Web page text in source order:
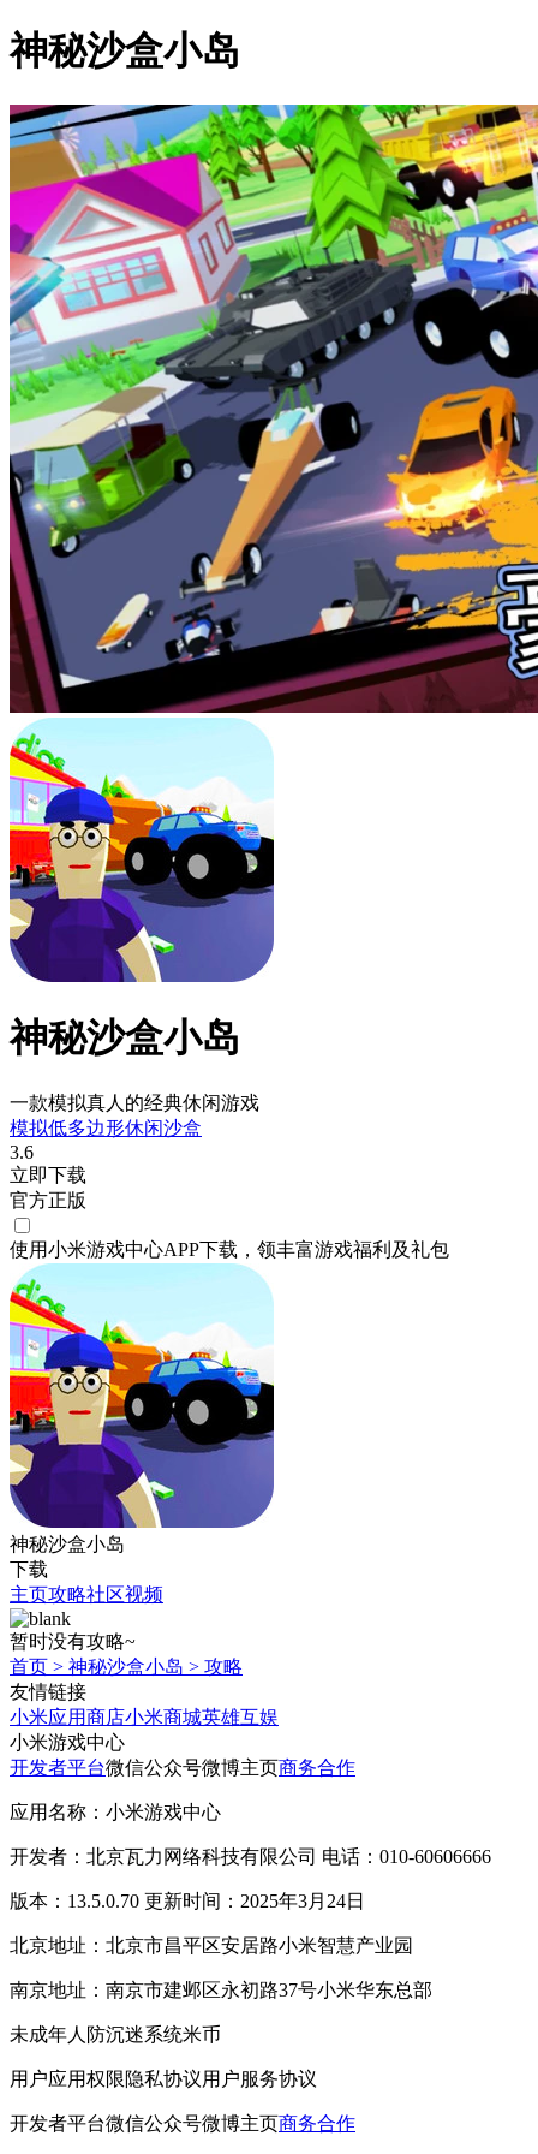
神秘沙盒小岛
神秘沙盒小岛
一款模拟真人的经典休闲游戏
模拟低多边形休闲沙盒
3.6
立即下载
官方正版
使用小米游戏中心APP下载 ，领丰富游戏福利 及礼包
神秘沙盒小岛
下载
主页攻略社区视频
暂时没有攻略~
首页 > 神秘沙盒小岛 > 攻略
友情链接
小米应用商店小米商城英雄互娱
小米游戏中心
开发者平台微信公众号微博主页商务合作
应用名称：小米游戏中心
开发者：北京瓦力网络科技有限公司 电话：010-60606666
版本：13.5.0.70 更新时间：2025年3月24日
北京地址：北京市昌平区安居路小米智慧产业园
南京地址：南京市建邺区永初路37号小米华东总部
未成年人防沉迷系统米币
用户应用权限隐私协议用户服务协议
开发者平台微信公众号微博主页商务合作